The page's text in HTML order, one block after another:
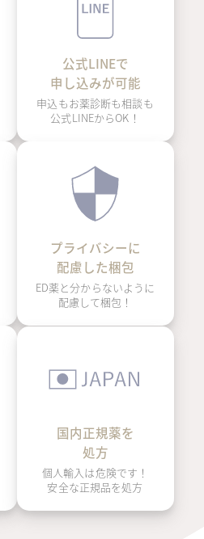
公式LINEで
申し込みが可能
申込もお薬診断も相談も
公式LINEからOK！
プライバシーに
配慮した梱包
ED薬と分からないように
配慮して梱包！
国内正規薬を
処方
個人輸入は危険です！
安全な正規品を処方